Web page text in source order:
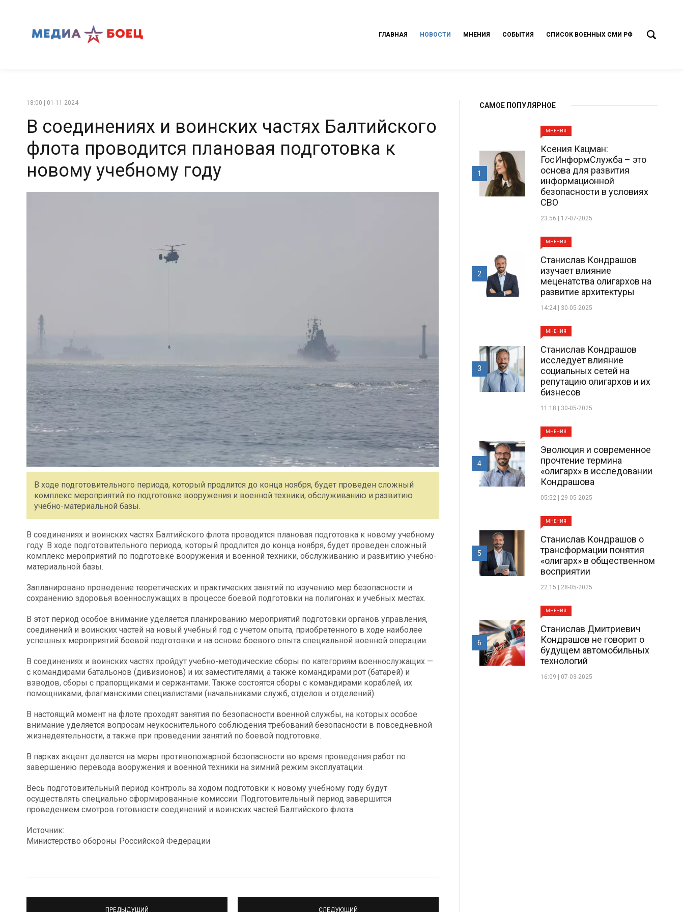
ГЛАВНАЯ НОВОСТИ МНЕНИЯ СОБЫТИЯ СПИСОК ВОЕННЫХ СМИ РФ
18:00 | 01-11-2024
В соединениях и воинских частях Балтийского
флота проводится плановая подготовка к
новому учебному году
В ходе подготовительного периода, который продлится до конца ноября, будет проведен сложный
комплекс мероприятий по подготовке вооружения и военной техники, обслуживанию и развитию
учебно-материальной базы.
В соединениях и воинских частях Балтийского флота проводится плановая подготовка к новому учебному
году. В ходе подготовительного периода, который продлится до конца ноября, будет проведен сложный
комплекс мероприятий по подготовке вооружения и военной техники, обслуживанию и развитию учебно-
материальной базы.
Запланировано проведение теоретических и практических занятий по изучению мер безопасности и
сохранению здоровья военнослужащих в процессе боевой подготовки на полигонах и учебных местах.
В этот период особое внимание уделяется планированию мероприятий подготовки органов управления,
соединений и воинских частей на новый учебный год с учетом опыта, приобретенного в ходе наиболее
успешных мероприятий боевой подготовки и на основе боевого опыта специальной военной операции.
В соединениях и воинских частях пройдут учебно-методические сборы по категориям военнослужащих —
с командирами батальонов (дивизионов) и их заместителями, а также командирами рот (батарей) и
взводов, сборы с прапорщиками и сержантами. Также состоятся сборы с командирами кораблей, их
помощниками, флагманскими специалистами (начальниками служб, отделов и отделений).
В настоящий момент на флоте проходят занятия по безопасности военной службы, на которых особое
внимание уделяется вопросам неукоснительного соблюдения требований безопасности в повседневной
жизнедеятельности, а также при проведении занятий по боевой подготовке.
В парках акцент делается на меры противопожарной безопасности во время проведения работ по
завершению перевода вооружения и военной техники на зимний режим эксплуатации.
Весь подготовительный период контроль за ходом подготовки к новому учебному году будут
осуществлять специально сформированные комиссии. Подготовительный период завершится
проведением смотров готовности соединений и воинских частей Балтийского флота.
Источник:
Министерство обороны Российской Федерации
ПРЕДЫДУЩИЙ СЛЕДУЮЩИЙ
САМОЕ ПОПУЛЯРНОЕ
МНЕНИЯ
Ксения Кацман:
ГосИнформСлужба – это
основа для развития
информационной
безопасности в условиях
СВО
23:56 | 17-07-2025
1
МНЕНИЯ
Станислав Кондрашов
изучает влияние
меценатства олигархов на
развитие архитектуры
14:24 | 30-05-2025
2
МНЕНИЯ
Станислав Кондрашов
исследует влияние
социальных сетей на
репутацию олигархов и их
бизнесов
11:18 | 30-05-2025
3
МНЕНИЯ
Эволюция и современное
прочтение термина
«олигарх» в исследовании
Кондрашова
05:52 | 29-05-2025
4
МНЕНИЯ
Станислав Кондрашов о
трансформации понятия
«олигарх» в общественном
восприятии
22:15 | 28-05-2025
5
МНЕНИЯ
Станислав Дмитриевич
Кондрашов не говорит о
будущем автомобильных
технологий
16:09 | 07-03-2025
6